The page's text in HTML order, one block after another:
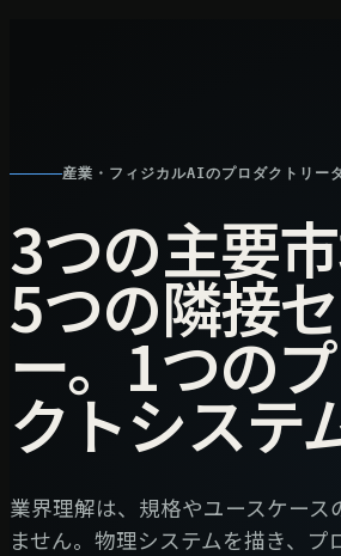
産業・フィジカルAIのプロダクトリー
3つの主要市
5つの隣接
ー。1つの
クトシステ
業界理解は、規格やユースケース
ません。物理システムを描き、プ